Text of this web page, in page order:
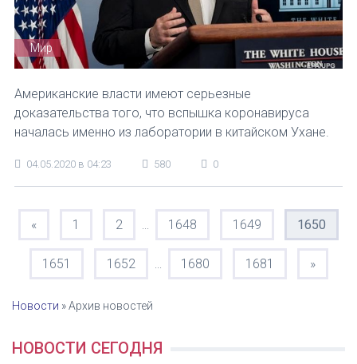
Мир
Американские власти имеют серьезные
доказательства того, что вспышка коронавируса
началась именно из лаборатории в китайском Ухане.
04.05.2020 в 04:23 580 0
« 1 2 1648 1649 1650
1651 1652 1680 1681 »
Новости »Архив новостей
НОВОСТИ СЕГОДНЯ